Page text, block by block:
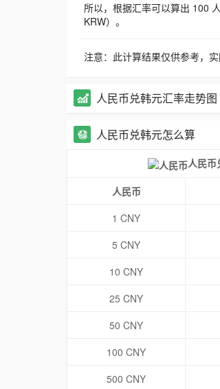
所以，根据汇率可以算出 100
KRW）。
注意：此计算结果仅供参考，
人民币兑韩元汇率走势图
人民币兑韩元怎么算
人民币
人民币
1 CNY
5 CNY
10 CNY
25 CNY
50 CNY
100 CNY
500 CNY